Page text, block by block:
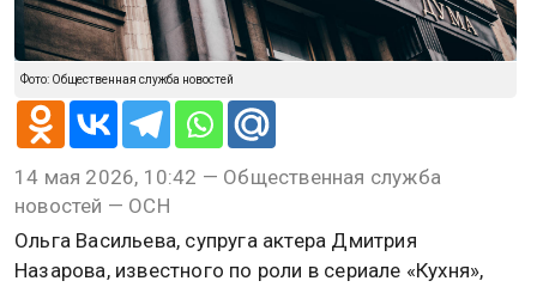
Фото: Общественная служба новостей
14 мая 2026, 10:42 — Общественная служба
новостей — ОСН
Ольга Васильева, супруга актера Дмитрия
Назарова, известного по роли в сериале «Кухня»,